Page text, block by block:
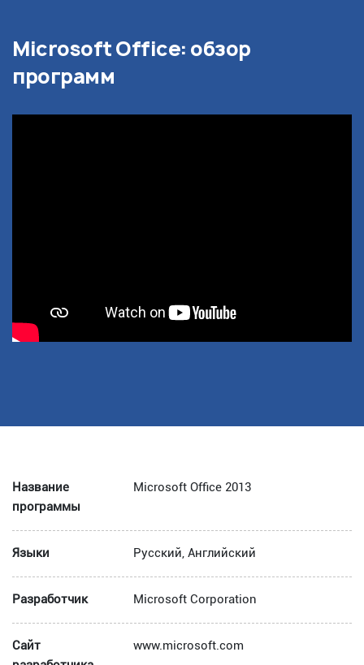
Microsoft Office: обзор
программ
Название
программы
Microsoft Office 2013
Языки Русский, Английский
Разработчик Microsoft Corporation
Сайт
www.microsoft.com